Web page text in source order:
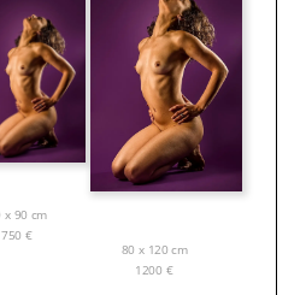
x 90 cm
750 €
80 x 120 cm
1200 €